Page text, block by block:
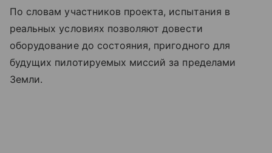
По словам участников проекта, испытания в
реальных условиях позволяют довести
оборудование до состояния, пригодного для
будущих пилотируемых миссий за пределами
Земли.